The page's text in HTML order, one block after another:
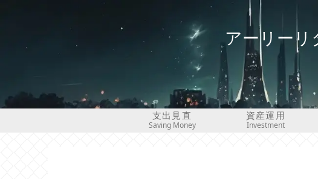
アーリーリ
支出見直
Saving Money
資産運用
Investment